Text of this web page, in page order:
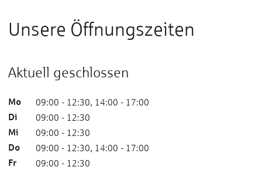
Unsere Öffnungszeiten
Aktuell geschlossen
Mo 09:00 - 12:30, 14:00 - 17:00
Di 09:00 - 12:30
Mi 09:00 - 12:30
Do 09:00 - 12:30, 14:00 - 17:00
Fr 09:00 - 12:30